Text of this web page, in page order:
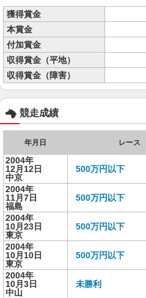
獲得賞金
本賞金
付加賞金
収得賞金（平地）
収得賞金（障害）
競走成績
年月日 レース
2004年
12月12日
中京
500万円以下
2004年
11月7日
福島
500万円以下
2004年
10月23日
東京
500万円以下
2004年
10月10日
東京
500万円以下
2004年
10月3日
中山
未勝利